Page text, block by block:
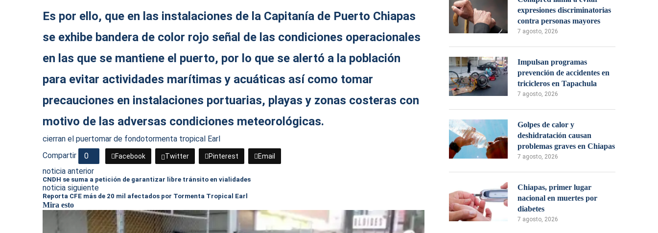
Es por ello, que en las instalaciones de la Capitanía de Puerto Chiapas
se exhibe bandera de color rojo señal de las condiciones operacionales
en las que se mantiene el puerto, por lo que se alertó a la población
para evitar actividades marítimas y acuáticas así como tomar
precauciones en instalaciones portuarias, playas y zonas costeras con
motivo de las adversas condiciones meteorológicas.
cierran el puertomar de fondotormenta tropical Earl
Compartir
0 Facebook Twitter Pinterest Email
noticia anterior
CNDH se suma a petición de garantizar libre tránsito en vialidades
noticia siguiente
Reporta CFE más de 20 mil afectados por Tormenta Tropical Earl
Mira esto
expresiones discriminatorias
contra personas mayores
7 agosto, 2026
Impulsan programas
prevención de accidentes en
tricicleros en Tapachula
7 agosto, 2026
Golpes de calor y
deshidratación causan
problemas graves en Chiapas
7 agosto, 2026
Chiapas, primer lugar
nacional en muertes por
diabetes
7 agosto, 2026